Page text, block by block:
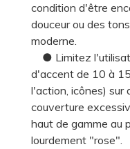
condition d'être
douceur ou des
moderne.
● Limitez
d'accent de 10 à
l'action, icônes) sur
couverture
haut de gamme au
lourdement "rose".